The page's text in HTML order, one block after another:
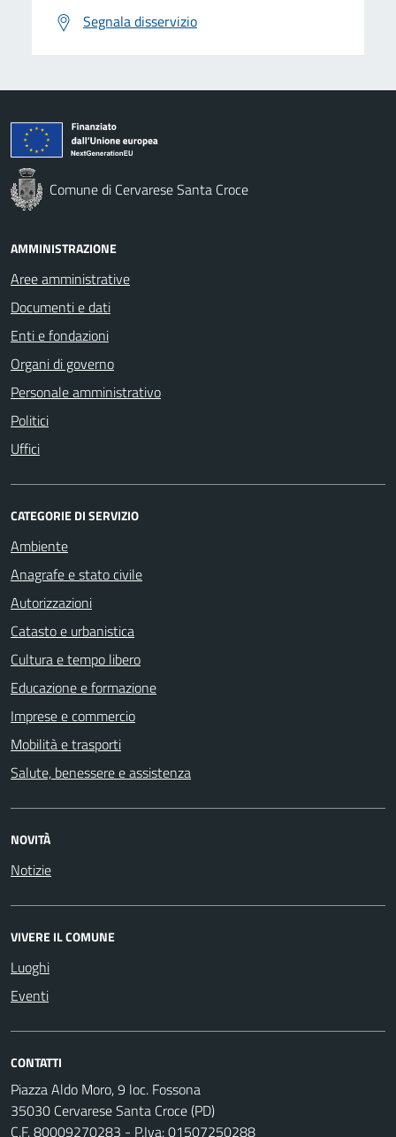
Segnala disservizio
Comune di Cervarese Santa Croce
AMMINISTRAZIONE
Aree amministrative
Documenti e dati
Enti e fondazioni
Organi di governo
Personale amministrativo
Politici
Uffici
CATEGORIE DI SERVIZIO
Ambiente
Anagrafe e stato civile
Autorizzazioni
Catasto e urbanistica
Cultura e tempo libero
Educazione e formazione
Imprese e commercio
Mobilità e trasporti
Salute, benessere e assistenza
NOVITÀ
Notizie
VIVERE IL COMUNE
Luoghi
Eventi
CONTATTI
Piazza Aldo Moro, 9 loc. Fossona
35030 Cervarese Santa Croce (PD)
C.F. 80009270283 - P.Iva: 01507250288